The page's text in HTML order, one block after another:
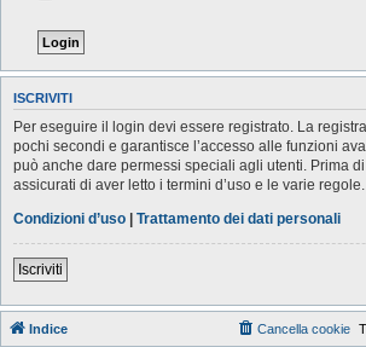
ISCRIVITI
Per eseguire il login devi essere registrato. La
pochi secondi e garantisce l’accesso alle funzioni
può anche dare permessi speciali agli utenti. Prima
assicurati di aver letto i termini d’uso e le varie regole.
Condizioni d’uso | Trattamento dei dati personali
Iscriviti
Indice Cancella cookie